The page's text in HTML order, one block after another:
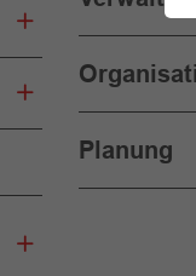
Planung